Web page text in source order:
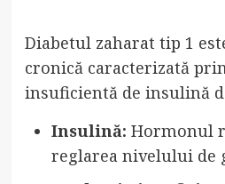
Diabetul zaharat tip 1
cronică caracterizată
insuficientă de insulină
Insulină: Hormonul
reglarea nivelului de